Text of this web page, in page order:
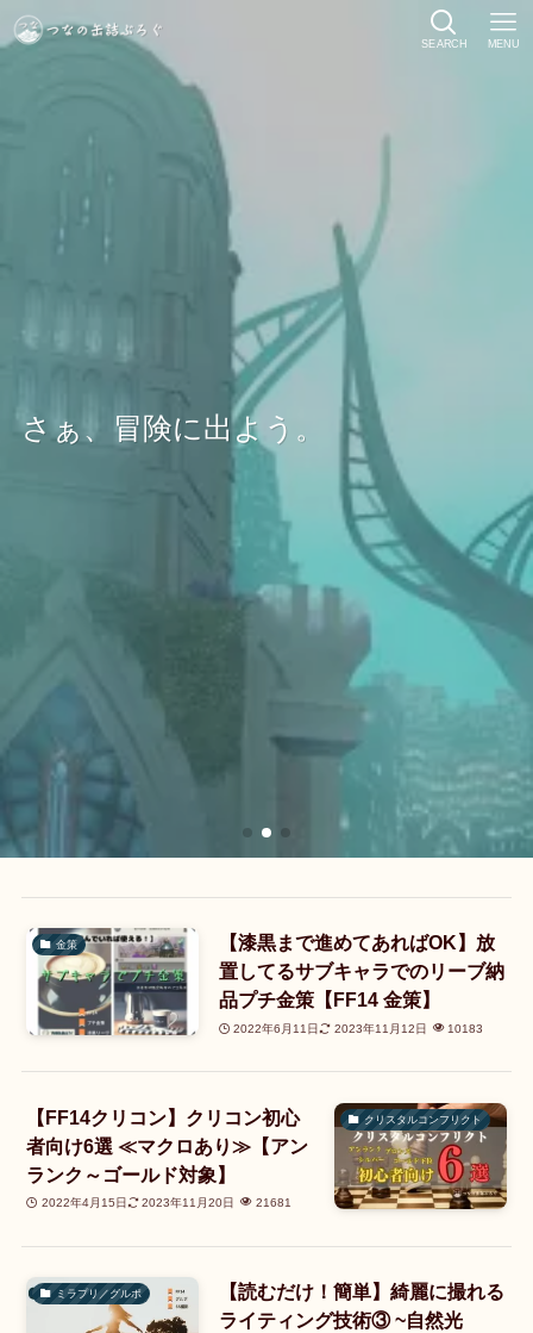
SEARCH MENU
さぁ、冒険に出よう。
金策
【漆黒まで進めてあればOK】放
置してるサブキャラでのリーブ納
品プチ金策【FF14 金策】
2022年6月11日 2023年11月12日 10183
クリスタルコンフリクト
【FF14クリコン】クリコン初心
者向け6選 ≪マクロあり≫【アン
ランク～ゴールド対象】
2022年4月15日 2023年11月20日 21681
ミラプリ／グルポ
【読むだけ！簡単】綺麗に撮れる
ライティング技術③ ~自然光